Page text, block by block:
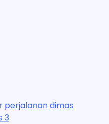
perjalanan dimas
3